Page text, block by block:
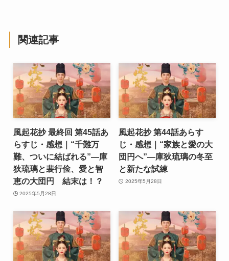
関連記事
風起花抄 最終回 第45話あ
らすじ・感想｜“千難万
難、ついに結ばれる”―庫
狄琉璃と裴行俭、愛と智
恵の大団円 結末は！？
2025年5月28日
風起花抄 第44話あらす
じ・感想｜“家族と愛の大
団円へ”―庫狄琉璃の冬至
と新たな試練
2025年5月28日